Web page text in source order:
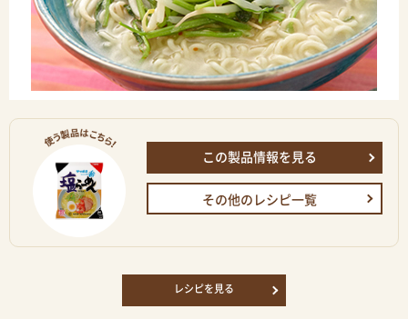
この製品情報を見る
その他のレシピ一覧
レシピを見る